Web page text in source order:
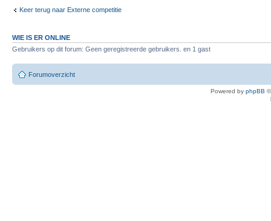
Keer terug naar Externe competitie
WIE IS ER ONLINE
Gebruikers op dit forum: Geen geregistreerde gebruikers. en 1 gast
Forumoverzicht
Powered by phpBB